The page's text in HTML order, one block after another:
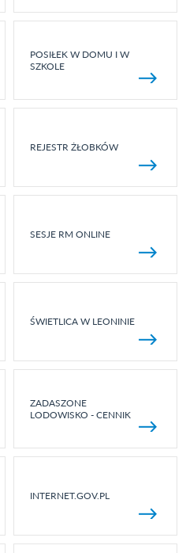
POSIŁEK W DOMU I W
SZKOLE
REJESTR ŻŁOBKÓW
SESJE RM ONLINE
ŚWIETLICA W LEONINIE
ZADASZONE
LODOWISKO - CENNIK
INTERNET.GOV.PL